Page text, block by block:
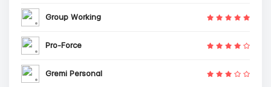
Group Working
Pro-Force
Gremi Personal